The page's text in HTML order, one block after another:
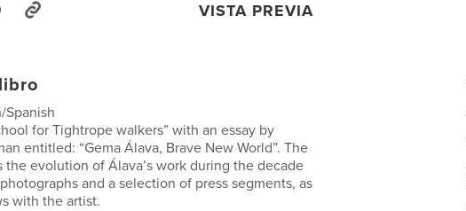
VISTA PREVIA
Spanish
for Tightrope walkers” with an essay by
entitled: “Gema Álava, Brave New World”. The
the evolution of Álava’s work during the decade
and a selection of press segments, as
with the artist.